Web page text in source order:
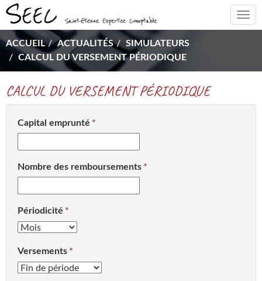
ACCUEIL
ACTUALITÉS
SIMULATEURS
CALCUL DU VERSEMENT PÉRIODIQUE
CALCUL DU VERSEMENT PÉRIODIQUE
Capital emprunté
Nombre des remboursements
Périodicité
Versements